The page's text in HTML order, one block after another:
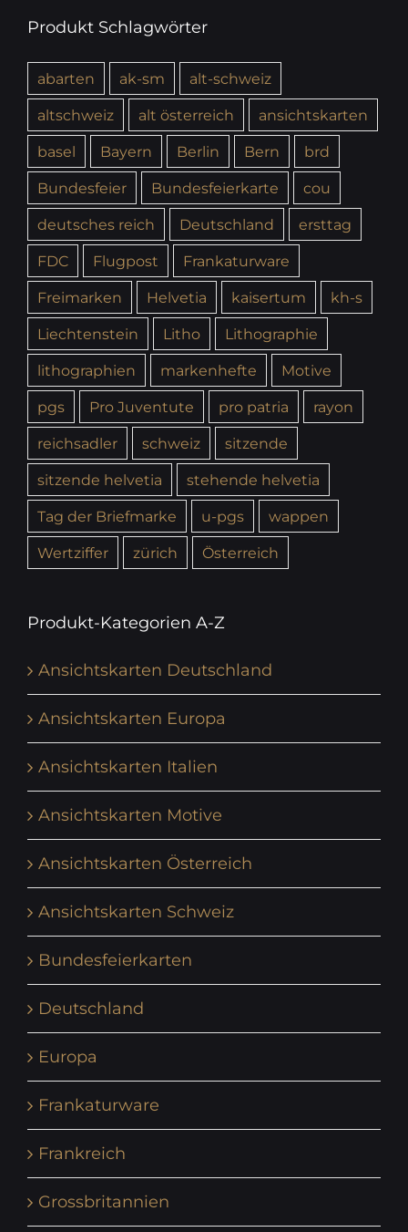
Produkt Schlagwörter
abarten ak-sm
alt-schweiz
altschweiz
alt österreich
ansichtskarten
basel
Bayern Berlin Bern
brd
Bundesfeier
Bundesfeierkarte
cou
deutsches reich
Deutschland
ersttag
FDC
Flugpost
Frankaturware
Freimarken
Helvetia kaisertum
kh-s
Liechtenstein
Litho
Lithographie
lithographien
markenhefte
Motive
pgs
Pro Juventute pro patria
rayon
reichsadler
schweiz
sitzende
sitzende helvetia
stehende helvetia
Tag der Briefmarke
u-pgs
wappen
Wertziffer
zürich Österreich
Produkt-Kategorien A-Z
Ansichtskarten Deutschland
Ansichtskarten Europa
Ansichtskarten Italien
Ansichtskarten Motive
Ansichtskarten Österreich
Ansichtskarten Schweiz
Bundesfeierkarten
Deutschland
Europa
Frankaturware
Frankreich
Grossbritannien